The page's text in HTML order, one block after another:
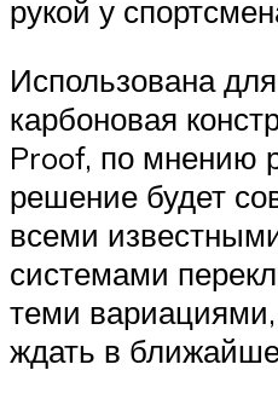
рукой у
Использована
карбоновая
Proof, по мнению
решение будет
всеми
системами
теми
ждать в